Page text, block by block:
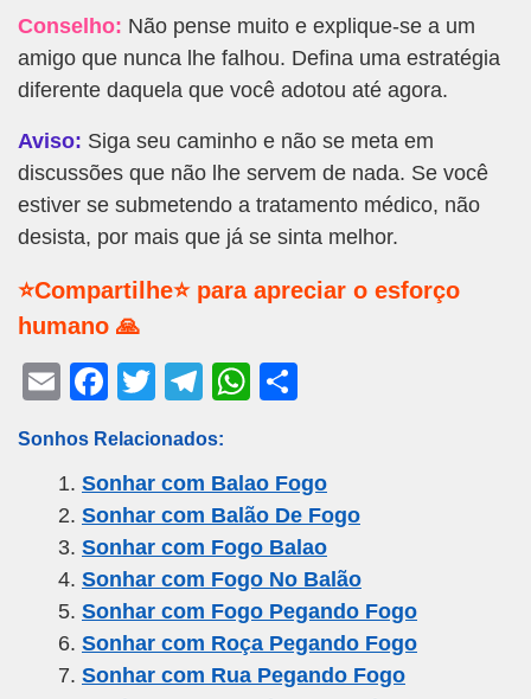
Conselho: Não pense muito e explique-se a um
amigo que nunca lhe falhou. Defina uma estratégia
diferente daquela que você adotou até agora.
Aviso: Siga seu caminho e não se meta em
discussões que não lhe servem de nada. Se você
estiver se submetendo a tratamento médico, não
desista, por mais que já se sinta melhor.
⭐Compartilhe⭐ para apreciar o esforço
humano 🙏
E
ail
F
c
e
b
o
o
k
T
tt
er
T
e
gr
a
m
W
s
A
p
p
e
Sonhos Relacionados:
Sonhar com Balao Fogo
Sonhar com Balão De Fogo
Sonhar com Fogo Balao
Sonhar com Fogo No Balão
Sonhar com Fogo Pegando Fogo
Sonhar com Roça Pegando Fogo
Sonhar com Rua Pegando Fogo